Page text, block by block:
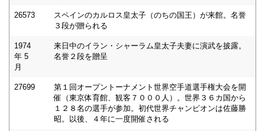
26573
スペインのカルロス皇太子（のちの国王）が来館。名誉
３段が贈られる
1974
年 5
月
来日中のイラン・シャーラム皇太子夫妻に演武を披露。
名誉２段を贈呈
27699
第１回オープントーナメント世界空手道選手権大会を開
催（東京体育館、観客７０００人）。世界３６カ国から
１２８名の選手が参加。初代世界チャンピオンは佐藤勝
昭。以後、４年に一度開催される